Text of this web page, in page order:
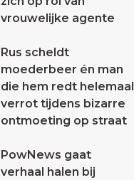
vrouwelijke agente
Rus scheldt
moederbeer én man
die hem redt helemaal
verrot tijdens bizarre
ontmoeting op straat
PowNews gaat
verhaal halen bij